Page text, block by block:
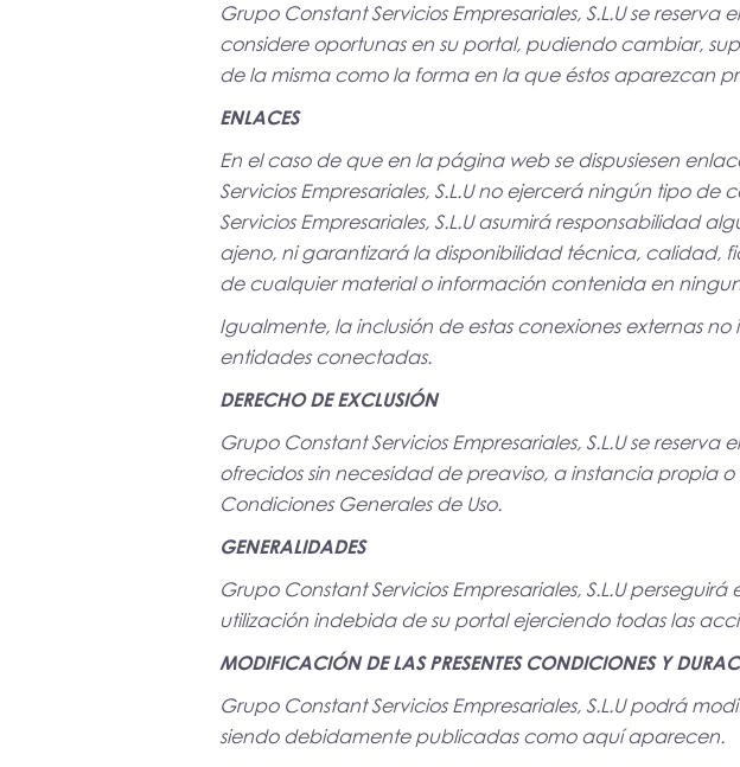
Grupo Constant Servicios Empresariales, S.L.U se
considere oportunas en su portal, pudiendo cambiar,
de la misma como la forma en la que éstos aparezcan
ENLACES
En el caso de que en la página web se dispusiesen
Servicios Empresariales, S.L.U no ejercerá ningún tipo
Servicios Empresariales, S.L.U asumirá responsabilidad
ajeno, ni garantizará la disponibilidad técnica, calidad,
de cualquier material o información contenida en
Igualmente, la inclusión de estas conexiones externas
entidades conectadas.
DERECHO DE EXCLUSIÓN
Grupo Constant Servicios Empresariales, S.L.U se reserva
ofrecidos sin necesidad de preaviso, a instancia propia
Condiciones Generales de Uso.
GENERALIDADES
Grupo Constant Servicios Empresariales, S.L.U
utilización indebida de su portal ejerciendo todas las
MODIFICACIÓN DE LAS PRESENTES CONDICIONES Y
Grupo Constant Servicios Empresariales, S.L.U podrá
siendo debidamente publicadas como aquí aparecen.